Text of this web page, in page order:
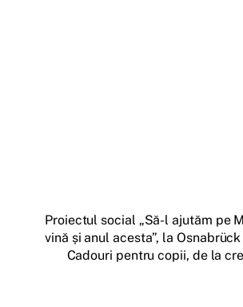
Proiectul social „Să-l ajutăm pe
vină și anul acesta”, la Osnabrück
Cadouri pentru copii, de la